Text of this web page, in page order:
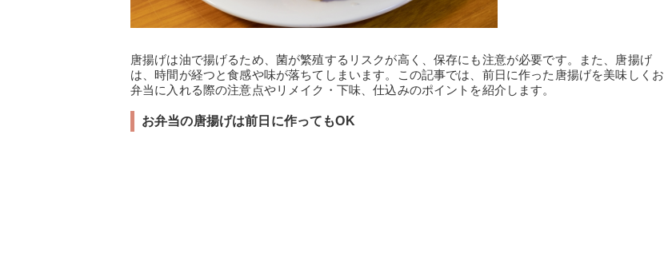
唐揚げは油で揚げるため、菌が繁殖するリスクが高く、保存にも注意が必要です。また、唐揚げ
は、時間が経つと食感や味が落ちてしまいます。この記事では、前日に作った唐揚げを美味しくお
弁当に入れる際の注意点やリメイク・下味、仕込みのポイントを紹介します。
お弁当の唐揚げは前日に作ってもOK